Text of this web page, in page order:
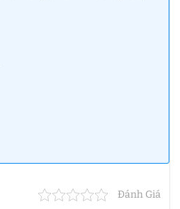
Đánh Giá